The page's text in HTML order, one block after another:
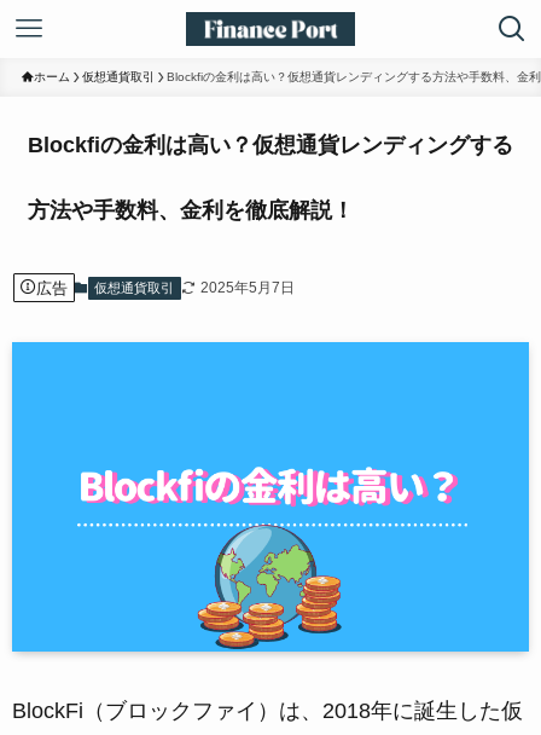
ホーム 仮想通貨取引 Blockfiの金利は高い？仮想通貨レンディングする方法や手数料、金
Blockfiの金利は高い？仮想通貨レンディングする
方法や手数料、金利を徹底解説！
広告 仮想通貨取引 2025年5月7日
BlockFi（ブロックファイ）は、2018年に誕生した仮